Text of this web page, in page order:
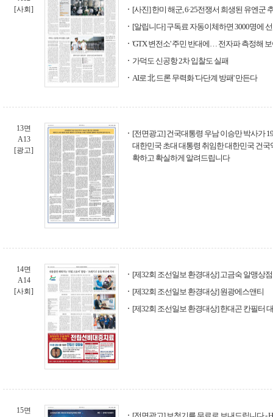
[사회]
[사진] 한미 해군, 6·25전쟁서 희생된 유엔군
[알립니다] 구독료 자동이체하면 3000명에
'GTX 변전소' 주민 반대에… 전자파 측정해
가덕도 신공항 2차 입찰도 실패
AI로 北 드론 무력화 '다단계 방패' 만든다
13면
A13
[광고]
[전면광고] 건국대통령 우남 이승만 박사가
대한민국 초대 대통령 취임한 대한민국 건
확하고 확실하게 알려드립니다
14면
A14
[사회]
[제32회 조선일보 환경대상] 고금숙 알맹상
[제32회 조선일보 환경대상] 원광에스앤티
[제32회 조선일보 환경대상] 한대곤 칸필터
15면